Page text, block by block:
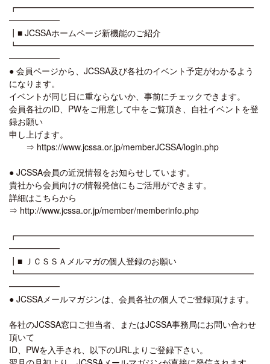
┏━━━━━━━━━━━━━━━━━━━━━━━━━━━━
━━━━━━
┃■ JCSSAホームページ新機能のご紹介
┗━━━━━━━━━━━━━━━━━━━━━━━━━━━━
━━━━━━
● 会員ページから、JCSSA及び各社のイベント予定がわかるよう
になります。
イベントが同じ日に重ならないか、事前にチェックできます。
会員各社のID、PWをご用意して中をご覧頂き、自社イベントを登
録お願い
申し上げます。
⇒ https://www.jcssa.or.jp/memberJCSSA/login.php
● JCSSA会員の近況情報をお知らせしています。
貴社から会員向けの情報発信にもご活用ができます。
詳細はこちらから
⇒ http://www.jcssa.or.jp/member/memberinfo.php
┏━━━━━━━━━━━━━━━━━━━━━━━━━━━━
━━━━━━
┃■ ＪＣＳＳＡメルマガの個人登録のお願い
┗━━━━━━━━━━━━━━━━━━━━━━━━━━━━
━━━━━━
● JCSSAメールマガジンは、会員各社の個人でご登録頂けます。
各社のJCSSA窓口ご担当者、またはJCSSA事務局にお問い合わせ
頂いて
ID、PWを入手され、以下のURLよりご登録下さい。